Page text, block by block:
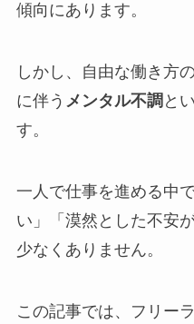
傾向にあります。
しかし、自由な働き方
に伴う メンタル不調 と
す。
一人で仕事を進める中
い」「漠然とした不安
少なくありません。
この記事では、フリー